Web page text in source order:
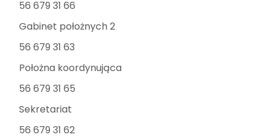
56 679 31 66
Gabinet położnych 2
56 679 31 63
Położna koordynująca
56 679 31 65
Sekretariat
56 679 31 62